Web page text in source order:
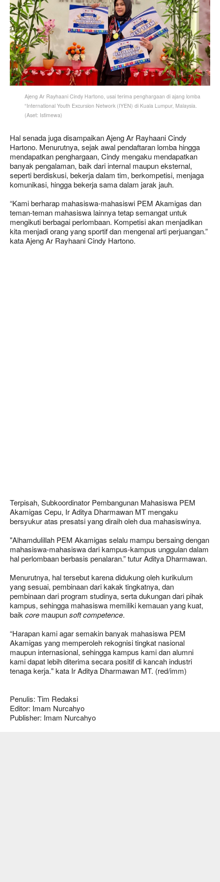
Ajeng Ar Rayhaani Cindy Hartono, usai terima penghargaan di ajang lomba
“International Youth Excursion Network (IYEN) di Kuala Lumpur, Malaysia.
(Aset: Istimewa)
Hal senada juga disampaikan Ajeng Ar Rayhaani Cindy
Hartono. Menurutnya, sejak awal pendaftaran lomba hingga
mendapatkan penghargaan, Cindy mengaku mendapatkan
banyak pengalaman, baik dari internal maupun eksternal,
seperti berdiskusi, bekerja dalam tim, berkompetisi, menjaga
komunikasi, hingga bekerja sama dalam jarak jauh.
“Kami berharap mahasiswa-mahasiswi PEM Akamigas dan
teman-teman mahasiswa lainnya tetap semangat untuk
mengikuti berbagai perlombaan. Kompetisi akan menjadikan
kita menjadi orang yang sportif dan mengenal arti perjuangan.”
kata Ajeng Ar Rayhaani Cindy Hartono.
Terpisah, Subkoordinator Pembangunan Mahasiswa PEM
Akamigas Cepu, Ir Aditya Dharmawan MT mengaku
bersyukur atas presatsi yang diraih oleh dua mahasiswinya.
"Alhamdulillah PEM Akamigas selalu mampu bersaing dengan
mahasiswa-mahasiswa dari kampus-kampus unggulan dalam
hal perlombaan berbasis penalaran.” tutur Aditya Dharmawan.
Menurutnya, hal tersebut karena didukung oleh kurikulum
yang sesuai, pembinaan dari kakak tingkatnya, dan
pembinaan dari program studinya, serta dukungan dari pihak
kampus, sehingga mahasiswa memiliki kemauan yang kuat,
baikcore maupunsoft competence.
“Harapan kami agar semakin banyak mahasiswa PEM
Akamigas yang memperoleh rekognisi tingkat nasional
maupun internasional, sehingga kampus kami dan alumni
kami dapat lebih diterima secara positif di kancah industri
tenaga kerja." kata Ir Aditya Dharmawan MT. (red/imm)
Penulis: Tim Redaksi
Editor: Imam Nurcahyo
Publisher: Imam Nurcahyo